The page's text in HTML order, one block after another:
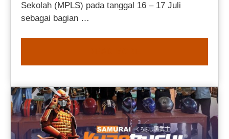
Sekolah (MPLS) pada tanggal 16 – 17 Juli
sebagai bagian …